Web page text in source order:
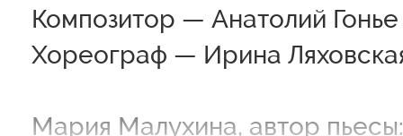
Композитор — Анатолий Гонье
Хореограф — Ирина
Мария Малухина, автор